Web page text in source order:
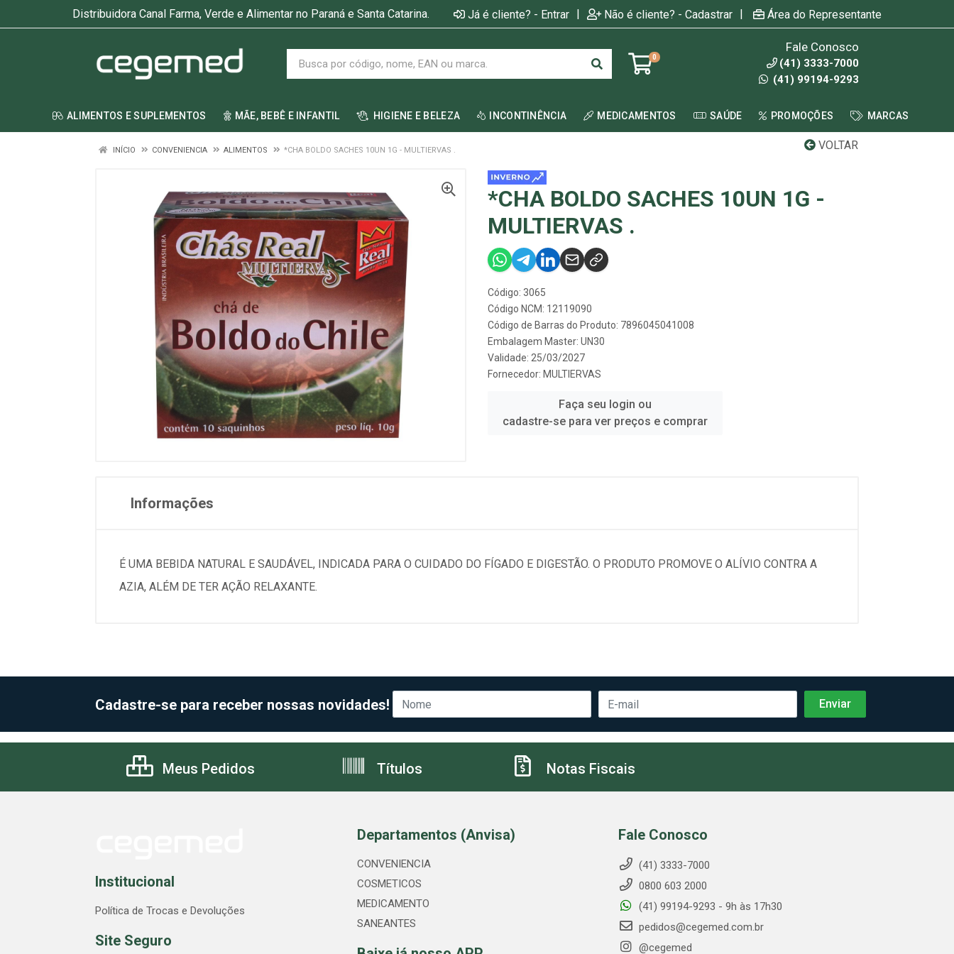
Distribuidora Canal Farma, Verde e Alimentar no Paraná e Santa Catarina. Já é cliente? - Entrar | Não é cliente? - Cadastrar | Área do Representante
0
Fale Conosco
(41) 3333-7000
(41) 99194-9293
ALIMENTOS E SUPLEMENTOS MÃE, BEBÊ E INFANTIL HIGIENE E BELEZA INCONTINÊNCIA MEDICAMENTOS SAÚDE PROMOÇÕES MARCAS
VOLTAR
INÍCIO CONVENIENCIA ALIMENTOS *CHA BOLDO SACHES 10UN 1G - MULTIERVAS .
*CHA BOLDO SACHES 10UN 1G -
MULTIERVAS .
Código: 3065
Código NCM: 12119090
Código de Barras do Produto: 7896045041008
Embalagem Master: UN30
Validade: 25/03/2027
Fornecedor: MULTIERVAS
Faça seu login ou
cadastre-se para ver preços e comprar
Informações
É UMA BEBIDA NATURAL E SAUDÁVEL, INDICADA PARA O CUIDADO DO FÍGADO E DIGESTÃO. O PRODUTO PROMOVE O ALÍVIO CONTRA A
AZIA, ALÉM DE TER AÇÃO RELAXANTE.
Cadastre-se para receber nossas novidades!
Meus Pedidos Títulos Notas Fiscais
Institucional
Política de Trocas e Devoluções
Site Seguro
Departamentos (Anvisa)
CONVENIENCIA
COSMETICOS
MEDICAMENTO
SANEANTES
Fale Conosco
(41) 3333-7000
0800 603 2000
(41) 99194-9293 - 9h às 17h30
pedidos@cegemed.com.br
@cegemed